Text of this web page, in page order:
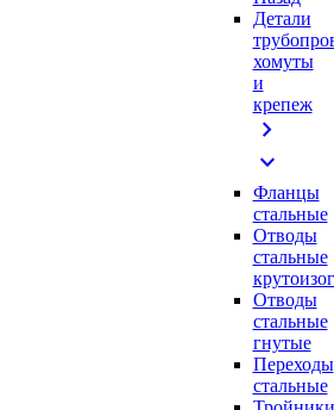
Детали
хомуты
и
крепеж
chevron_right
expand_more
Фланцы
стальные
Отводы
стальные
Отводы
стальные
гнутые
Переходы
стальные